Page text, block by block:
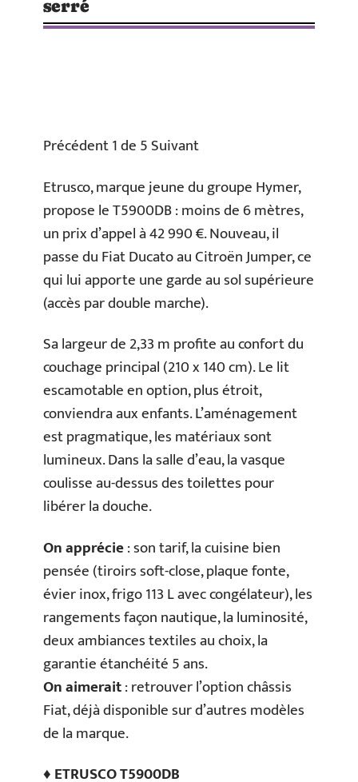
serré
Précédent 1 de 5 Suivant
Etrusco, marque jeune du groupe Hymer,
propose le T5900DB : moins de 6 mètres,
un prix d’appel à 42 990 €. Nouveau, il
passe du Fiat Ducato au Citroën Jumper, ce
qui lui apporte une garde au sol supérieure
(accès par double marche).
Sa largeur de 2,33 m profite au confort du
couchage principal (210 x 140 cm). Le lit
escamotable en option, plus étroit,
conviendra aux enfants. L’aménagement
est pragmatique, les matériaux sont
lumineux. Dans la salle d’eau, la vasque
coulisse au-dessus des toilettes pour
libérer la douche.
On apprécie: son tarif, la cuisine bien
pensée (tiroirs soft-close, plaque fonte,
évier inox, frigo 113 L avec congélateur), les
rangements façon nautique, la luminosité,
deux ambiances textiles au choix, la
garantie étanchéité 5 ans.
On aimerait: retrouver l’option châssis
Fiat, déjà disponible sur d’autres modèles
de la marque.
♦ ETRUSCO T5900DB